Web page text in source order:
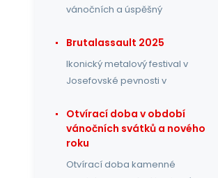
vánočních a úspěšný
Brutalassault 2025
Ikonický metalový festival v
Josefovské pevnosti v
Otvírací doba v období
vánočních svátků a nového
roku
Otvírací doba kamenné